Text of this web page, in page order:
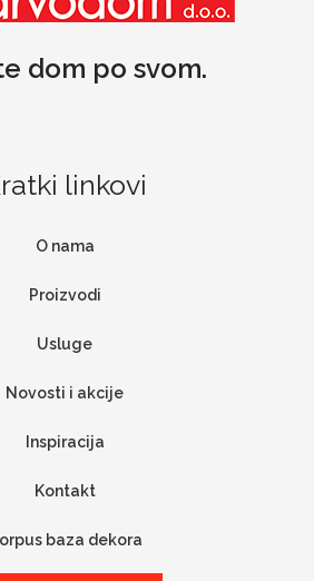
dom po svom.
linkovi
O nama
Proizvodi
Usluge
Novosti i akcije
Inspiracija
Kontakt
baza dekora